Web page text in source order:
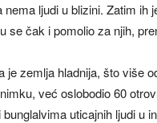
ljudi u blizini. Zatim ih
se čak i pomolio za njih,
zemlja hladnija, što više
već oslobodio 60
uticajnih ljudi u